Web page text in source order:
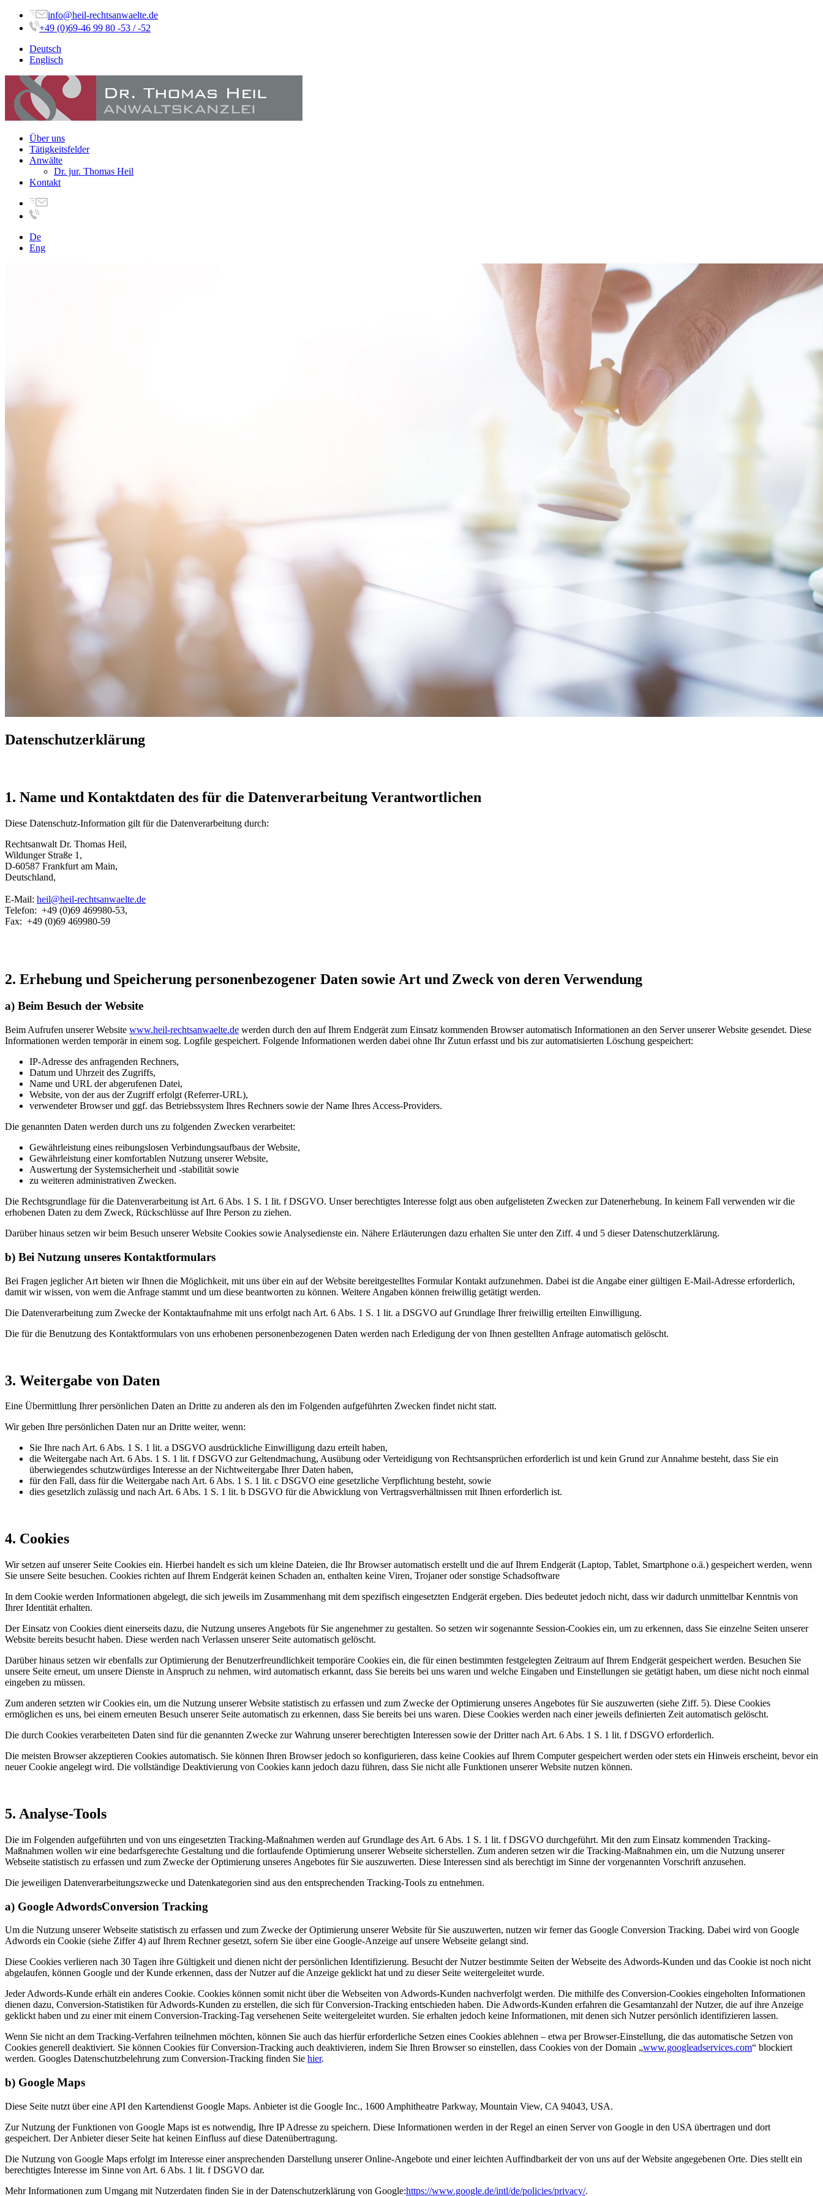
info@heil-rechtsanwaelte.de
+49 (0)69-46 99 80 -53 / -52
Deutsch
Englisch
Über uns
Tätigkeitsfelder
Anwälte
Dr. jur. Thomas Heil
Kontakt
De
Eng
Datenschutzerklärung
1. Name und Kontaktdaten des für die Datenverarbeitung Verantwortlichen
Diese Datenschutz-Information gilt für die Datenverarbeitung durch:
Rechtsanwalt Dr. Thomas Heil,
Wildunger Straße 1,
D-60587 Frankfurt am Main,
Deutschland,
E-Mail: heil@heil-rechtsanwaelte.de
Telefon: +49 (0)69 469980-53,
Fax: +49 (0)69 469980-59
2. Erhebung und Speicherung personenbezogener Daten sowie Art und Zweck von deren Verwendung
a) Beim Besuch der Website
Beim Aufrufen unserer Website www.heil-rechtsanwaelte.de werden durch den auf Ihrem Endgerät zum Einsatz kommenden Browser automatisch Informationen an den Server unserer Website gesendet. Diese
Informationen werden temporär in einem sog. Logfile gespeichert. Folgende Informationen werden dabei ohne Ihr Zutun erfasst und bis zur automatisierten Löschung gespeichert:
IP-Adresse des anfragenden Rechners,
Datum und Uhrzeit des Zugriffs,
Name und URL der abgerufenen Datei,
Website, von der aus der Zugriff erfolgt (Referrer-URL),
verwendeter Browser und ggf. das Betriebssystem Ihres Rechners sowie der Name Ihres Access-Providers.
Die genannten Daten werden durch uns zu folgenden Zwecken verarbeitet:
Gewährleistung eines reibungslosen Verbindungsaufbaus der Website,
Gewährleistung einer komfortablen Nutzung unserer Website,
Auswertung der Systemsicherheit und -stabilität sowie
zu weiteren administrativen Zwecken.
Die Rechtsgrundlage für die Datenverarbeitung ist Art. 6 Abs. 1 S. 1 lit. f DSGVO. Unser berechtigtes Interesse folgt aus oben aufgelisteten Zwecken zur Datenerhebung. In keinem Fall verwenden wir die
erhobenen Daten zu dem Zweck, Rückschlüsse auf Ihre Person zu ziehen.
Darüber hinaus setzen wir beim Besuch unserer Website Cookies sowie Analysedienste ein. Nähere Erläuterungen dazu erhalten Sie unter den Ziff. 4 und 5 dieser Datenschutzerklärung.
b) Bei Nutzung unseres Kontaktformulars
Bei Fragen jeglicher Art bieten wir Ihnen die Möglichkeit, mit uns über ein auf der Website bereitgestelltes Formular Kontakt aufzunehmen. Dabei ist die Angabe einer gültigen E-Mail-Adresse erforderlich,
damit wir wissen, von wem die Anfrage stammt und um diese beantworten zu können. Weitere Angaben können freiwillig getätigt werden.
Die Datenverarbeitung zum Zwecke der Kontaktaufnahme mit uns erfolgt nach Art. 6 Abs. 1 S. 1 lit. a DSGVO auf Grundlage Ihrer freiwillig erteilten Einwilligung.
Die für die Benutzung des Kontaktformulars von uns erhobenen personenbezogenen Daten werden nach Erledigung der von Ihnen gestellten Anfrage automatisch gelöscht.
3. Weitergabe von Daten
Eine Übermittlung Ihrer persönlichen Daten an Dritte zu anderen als den im Folgenden aufgeführten Zwecken findet nicht statt.
Wir geben Ihre persönlichen Daten nur an Dritte weiter, wenn:
Sie Ihre nach Art. 6 Abs. 1 S. 1 lit. a DSGVO ausdrückliche Einwilligung dazu erteilt haben,
die Weitergabe nach Art. 6 Abs. 1 S. 1 lit. f DSGVO zur Geltendmachung, Ausübung oder Verteidigung von Rechtsansprüchen erforderlich ist und kein Grund zur Annahme besteht, dass Sie ein
überwiegendes schutzwürdiges Interesse an der Nichtweitergabe Ihrer Daten haben,
für den Fall, dass für die Weitergabe nach Art. 6 Abs. 1 S. 1 lit. c DSGVO eine gesetzliche Verpflichtung besteht, sowie
dies gesetzlich zulässig und nach Art. 6 Abs. 1 S. 1 lit. b DSGVO für die Abwicklung von Vertragsverhältnissen mit Ihnen erforderlich ist.
4. Cookies
Wir setzen auf unserer Seite Cookies ein. Hierbei handelt es sich um kleine Dateien, die Ihr Browser automatisch erstellt und die auf Ihrem Endgerät (Laptop, Tablet, Smartphone o.ä.) gespeichert werden, wenn
Sie unsere Seite besuchen. Cookies richten auf Ihrem Endgerät keinen Schaden an, enthalten keine Viren, Trojaner oder sonstige Schadsoftware
In dem Cookie werden Informationen abgelegt, die sich jeweils im Zusammenhang mit dem spezifisch eingesetzten Endgerät ergeben. Dies bedeutet jedoch nicht, dass wir dadurch unmittelbar Kenntnis von
Ihrer Identität erhalten.
Der Einsatz von Cookies dient einerseits dazu, die Nutzung unseres Angebots für Sie angenehmer zu gestalten. So setzen wir sogenannte Session-Cookies ein, um zu erkennen, dass Sie einzelne Seiten unserer
Website bereits besucht haben. Diese werden nach Verlassen unserer Seite automatisch gelöscht.
Darüber hinaus setzen wir ebenfalls zur Optimierung der Benutzerfreundlichkeit temporäre Cookies ein, die für einen bestimmten festgelegten Zeitraum auf Ihrem Endgerät gespeichert werden. Besuchen Sie
unsere Seite erneut, um unsere Dienste in Anspruch zu nehmen, wird automatisch erkannt, dass Sie bereits bei uns waren und welche Eingaben und Einstellungen sie getätigt haben, um diese nicht noch einmal
eingeben zu müssen.
Zum anderen setzten wir Cookies ein, um die Nutzung unserer Website statistisch zu erfassen und zum Zwecke der Optimierung unseres Angebotes für Sie auszuwerten (siehe Ziff. 5). Diese Cookies
ermöglichen es uns, bei einem erneuten Besuch unserer Seite automatisch zu erkennen, dass Sie bereits bei uns waren. Diese Cookies werden nach einer jeweils definierten Zeit automatisch gelöscht.
Die durch Cookies verarbeiteten Daten sind für die genannten Zwecke zur Wahrung unserer berechtigten Interessen sowie der Dritter nach Art. 6 Abs. 1 S. 1 lit. f DSGVO erforderlich.
Die meisten Browser akzeptieren Cookies automatisch. Sie können Ihren Browser jedoch so konfigurieren, dass keine Cookies auf Ihrem Computer gespeichert werden oder stets ein Hinweis erscheint, bevor ein
neuer Cookie angelegt wird. Die vollständige Deaktivierung von Cookies kann jedoch dazu führen, dass Sie nicht alle Funktionen unserer Website nutzen können.
5. Analyse-Tools
Die im Folgenden aufgeführten und von uns eingesetzten Tracking-Maßnahmen werden auf Grundlage des Art. 6 Abs. 1 S. 1 lit. f DSGVO durchgeführt. Mit den zum Einsatz kommenden Tracking-
Maßnahmen wollen wir eine bedarfsgerechte Gestaltung und die fortlaufende Optimierung unserer Webseite sicherstellen. Zum anderen setzen wir die Tracking-Maßnahmen ein, um die Nutzung unserer
Webseite statistisch zu erfassen und zum Zwecke der Optimierung unseres Angebotes für Sie auszuwerten. Diese Interessen sind als berechtigt im Sinne der vorgenannten Vorschrift anzusehen.
Die jeweiligen Datenverarbeitungszwecke und Datenkategorien sind aus den entsprechenden Tracking-Tools zu entnehmen.
a) Google AdwordsConversion Tracking
Um die Nutzung unserer Webseite statistisch zu erfassen und zum Zwecke der Optimierung unserer Website für Sie auszuwerten, nutzen wir ferner das Google Conversion Tracking. Dabei wird von Google
Adwords ein Cookie (siehe Ziffer 4) auf Ihrem Rechner gesetzt, sofern Sie über eine Google-Anzeige auf unsere Webseite gelangt sind.
Diese Cookies verlieren nach 30 Tagen ihre Gültigkeit und dienen nicht der persönlichen Identifizierung. Besucht der Nutzer bestimmte Seiten der Webseite des Adwords-Kunden und das Cookie ist noch nicht
abgelaufen, können Google und der Kunde erkennen, dass der Nutzer auf die Anzeige geklickt hat und zu dieser Seite weitergeleitet wurde.
Jeder Adwords-Kunde erhält ein anderes Cookie. Cookies können somit nicht über die Webseiten von Adwords-Kunden nachverfolgt werden. Die mithilfe des Conversion-Cookies eingeholten Informationen
dienen dazu, Conversion-Statistiken für Adwords-Kunden zu erstellen, die sich für Conversion-Tracking entschieden haben. Die Adwords-Kunden erfahren die Gesamtanzahl der Nutzer, die auf ihre Anzeige
geklickt haben und zu einer mit einem Conversion-Tracking-Tag versehenen Seite weitergeleitet wurden. Sie erhalten jedoch keine Informationen, mit denen sich Nutzer persönlich identifizieren lassen.
Wenn Sie nicht an dem Tracking-Verfahren teilnehmen möchten, können Sie auch das hierfür erforderliche Setzen eines Cookies ablehnen – etwa per Browser-Einstellung, die das automatische Setzen von
Cookies generell deaktiviert. Sie können Cookies für Conversion-Tracking auch deaktivieren, indem Sie Ihren Browser so einstellen, dass Cookies von der Domain „www.googleadservices.com“ blockiert
werden. Googles Datenschutzbelehrung zum Conversion-Tracking finden Sie hier.
b) Google Maps
Diese Seite nutzt über eine API den Kartendienst Google Maps. Anbieter ist die Google Inc., 1600 Amphitheatre Parkway, Mountain View, CA 94043, USA.
Zur Nutzung der Funktionen von Google Maps ist es notwendig, Ihre IP Adresse zu speichern. Diese Informationen werden in der Regel an einen Server von Google in den USA übertragen und dort
gespeichert. Der Anbieter dieser Seite hat keinen Einfluss auf diese Datenübertragung.
Die Nutzung von Google Maps erfolgt im Interesse einer ansprechenden Darstellung unserer Online-Angebote und einer leichten Auffindbarkeit der von uns auf der Website angegebenen Orte. Dies stellt ein
berechtigtes Interesse im Sinne von Art. 6 Abs. 1 lit. f DSGVO dar.
Mehr Informationen zum Umgang mit Nutzerdaten finden Sie in der Datenschutzerklärung von Google:https://www.google.de/intl/de/policies/privacy/.